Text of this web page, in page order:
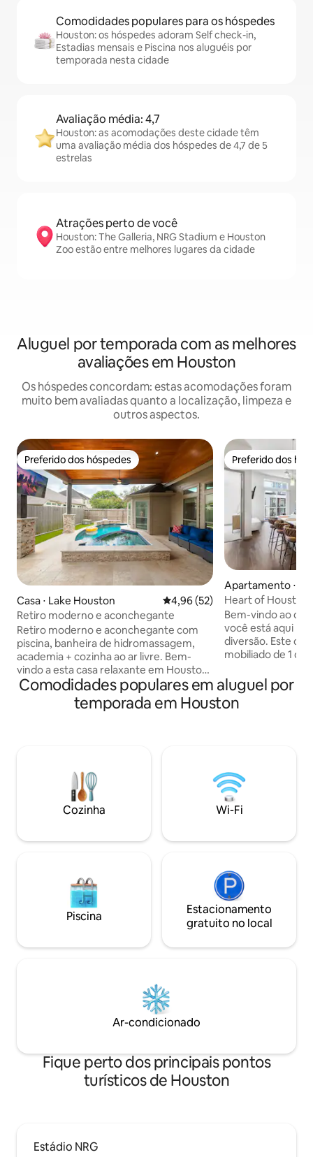
Comodidades populares para os hóspedes
Houston: os hóspedes adoram Self check-in,
Estadias mensais e Piscina nos aluguéis por
temporada nesta cidade
Avaliação média: 4,7
Houston: as acomodações deste cidade têm
uma avaliação média dos hóspedes de 4,7 de 5
estrelas
Atrações perto de você
Houston: The Galleria, NRG Stadium e Houston
Zoo estão entre melhores lugares da cidade
Aluguel por temporada com as melhores
avaliações em Houston
Os hóspedes concordam: estas acomodações foram
muito bem avaliadas quanto a localização, limpeza e
outros aspectos.
Preferido dos hóspedes
Preferido dos hóspedes
Casa ⋅ Lake Houston 4,96 de uma avaliação média
4,96 (52)
Retiro moderno e aconchegante
Retiro moderno e aconchegante com
piscina, banheira de hidromassagem,
academia + cozinha ao ar livre. Bem-
vindo a esta casa relaxante em Houston
TX. Esta bela casa de 4 quartos e 2
banheiros é perfeita para famílias ou
viajantes de negócios. Desfrute deste
coberto - ideal para relaxar ou se divertir.
Ótima localização perto do aeroporto e
dos melhores restaurantes, lojas e
mercados. Seja para trabalhar ou se
Preferido dos
Preferido dos
Apartamento ⋅
ouston
Heart of Houston
Bem-vindo ao
você está aqui
diversão. Este
mobiliado de 1
com uma piscina
totalmente
escritório de
Toyota Arena,
este local é ideal
negócios.
no coração
Comodidades populares em aluguel por
temporada em Houston
Cozinha Wi-Fi
Piscina
Estacionamento
gratuito no local
Ar-condicionado
Fique perto dos principais pontos
turísticos de Houston
Estádio NRG